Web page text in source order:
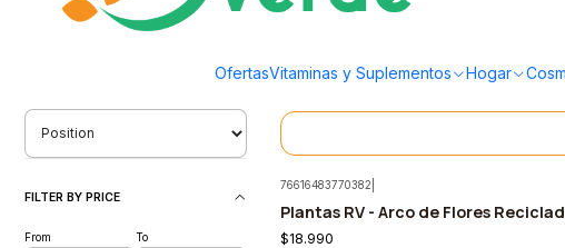
OfertasVitaminas y Suplementos Hogar
Filter products
FILTER BY PRICE
From To
Plantas RV - Agapanto enano
76616483770382
Plantas RV - Arco de Flores
$18.990